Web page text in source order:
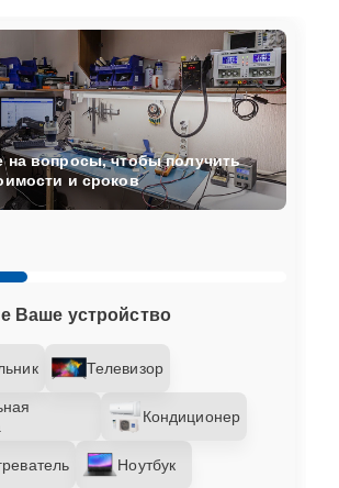
Ваше устройство
Телевизор
Кондиционер
Ноутбук
на вопросы, чтобы получить
и сроков